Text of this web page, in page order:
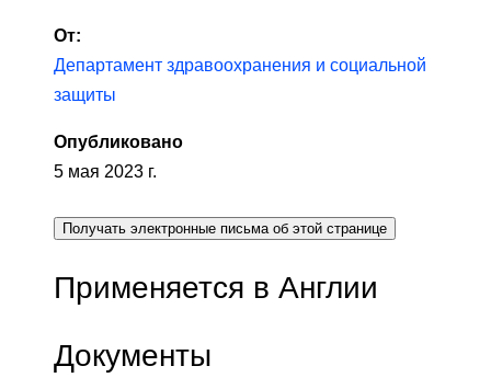
От:
Департамент здравоохранения и социальной
защиты
Опубликовано
5 мая 2023 г.
Получать электронные письма об этой странице
Применяется в Англии
Документы